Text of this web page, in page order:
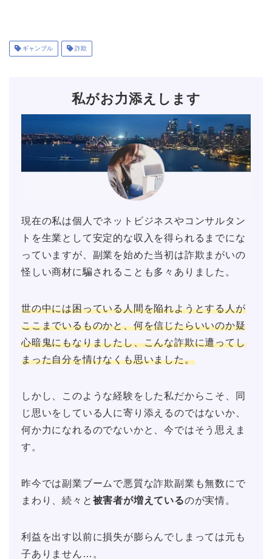
ギャンブル 詐欺
私がお力添えします
現在の私は個人でネットビジネスやコンサルタン
トを生業として安定的な収入を得られるまでにな
っていますが、副業を始めた当初は詐欺まがいの
怪しい商材に騙されることも多々ありました。
世の中には困っている人間を陥れようとする人が
ここまでいるものかと、何を信じたらいいのか疑
心暗鬼にもなりましたし、こんな詐欺に遭ってし
まった自分を情けなくも思いました。
しかし、このような経験をした私だからこそ、同
じ思いをしている人に寄り添えるのではないか、
何か力になれるのでないかと、今ではそう思えま
す。
昨今では副業ブームで悪質な詐欺副業も無数にで
まわり、続々と 被害者が増えているのが実情。
利益を出す以前に損失が膨らんでしまっては元も
子ありません…。